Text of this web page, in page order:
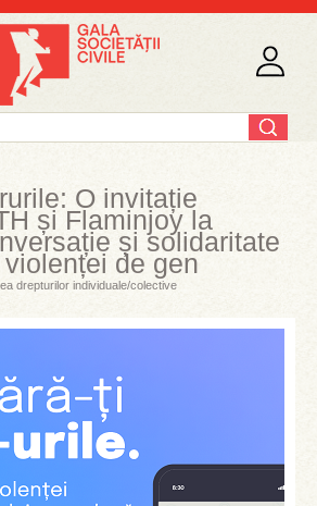
O invitație
și Flaminjoy la
și solidaritate
de gen
drepturilor individuale/colective